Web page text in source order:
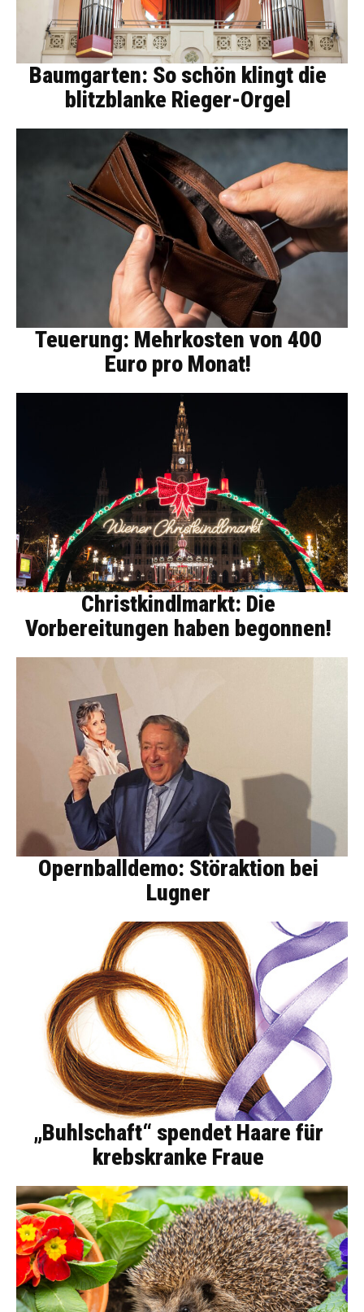
Baumgarten: So schön klingt die
blitzblanke Rieger-Orgel
Teuerung: Mehrkosten von 400
Euro pro Monat!
Christkindlmarkt: Die
Vorbereitungen haben begonnen!
Opernballdemo: Störaktion bei
Lugner
„Buhlschaft“ spendet Haare für
krebskranke Fraue